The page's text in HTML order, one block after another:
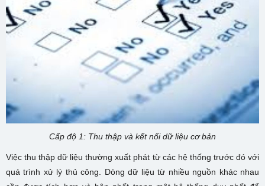
Cấp độ 1: Thu thập và kết nối dữ liệu cơ bản
Việc thu thập dữ liệu thường xuất phát từ các hệ thống trước đó với
quá trình xử lý thủ công. Dòng dữ liệu từ nhiều nguồn khác nhau